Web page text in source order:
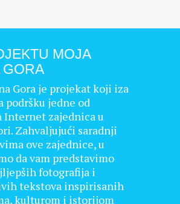
MOJA
GORA
Gora je projekat koji iza
podršku jedne od
Internet zajednica u
Zahvaljujući saradnji
ove zajednice, u
da vam predstavimo
fotografija i
tekstova inspirisanih
kulturom i istorijom